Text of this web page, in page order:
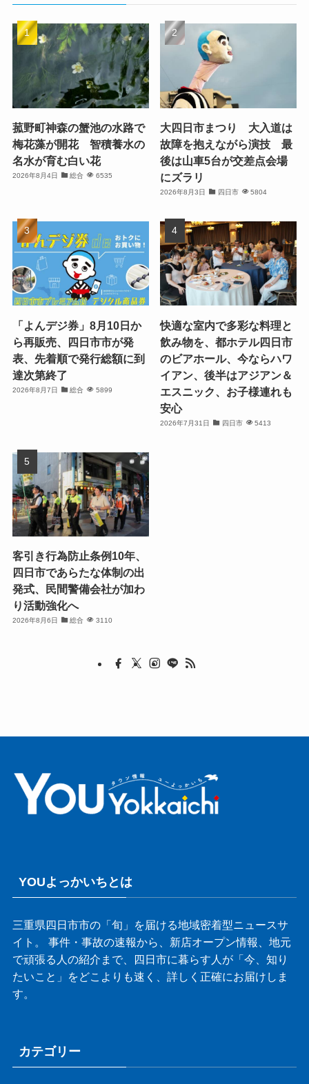
菰野町神森の蟹池の水路で
梅花藻が開花 智積養水の
名水が育む白い花
2026年8月4日 総合 6535
大四日市まつり 大入道は
故障を抱えながら演技 最
後は山車5台が交差点会場
にズラリ
2026年8月3日 四日市 5804
「よんデジ券」8月10日か
ら再販売、四日市市が発
表、先着順で発行総額に到
達次第終了
2026年8月7日 総合 5899
快適な室内で多彩な料理と
飲み物を、都ホテル四日市
のビアホール、今ならハワ
イアン、後半はアジアン＆
エスニック、お子様連れも
安心
2026年7月31日 四日市 5413
客引き行為防止条例10年、
四日市であらたな体制の出
発式、民間警備会社が加わ
り活動強化へ
2026年8月6日 総合 3110
YOUよっかいちとは
三重県四日市市の「旬」を届ける地域密着型ニュースサ
イト。 事件・事故の速報から、新店オープン情報、地元
で頑張る人の紹介まで、四日市に暮らす人が「今、知り
たいこと」をどこよりも速く、詳しく正確にお届けしま
す。
カテゴリー